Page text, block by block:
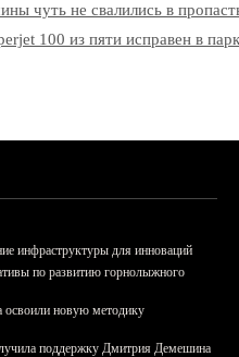
чуть не свалились в
100 из пяти исправен в
инфраструктуры для инноваций
по развитию горнолыжного
освоили новую методику
поддержку Дмитрия Демешина